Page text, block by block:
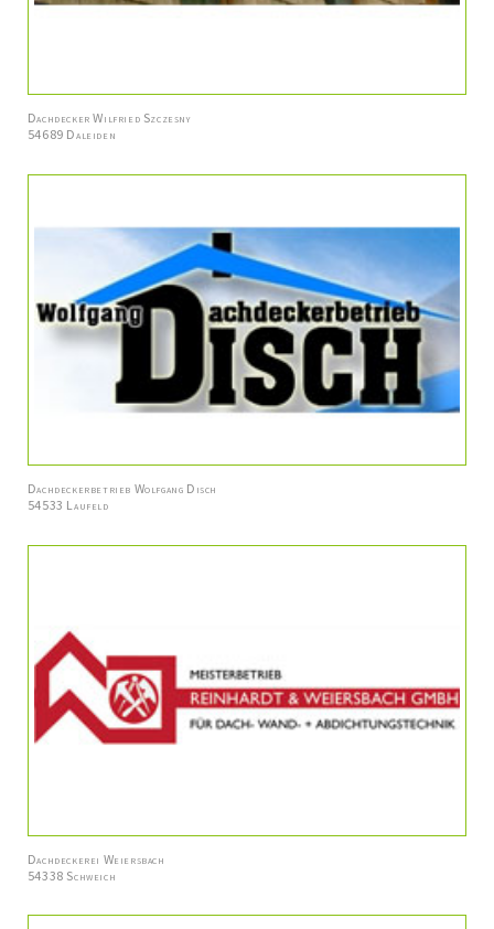
Dachdecker Wilfried Szczesny
54689 Daleiden
Dachdeckerbetrieb Wolfgang Disch
54533 Laufeld
Dachdeckerei Weiersbach
54338 Schweich